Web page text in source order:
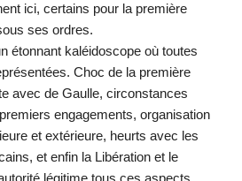
ici, certains pour la première
ses ordres.
étonnant kaléidoscope où toutes
Choc de la première
avec de Gaulle, circonstances
engagements, organisation
et extérieure, heurts avec les
et enfin la Libération et le